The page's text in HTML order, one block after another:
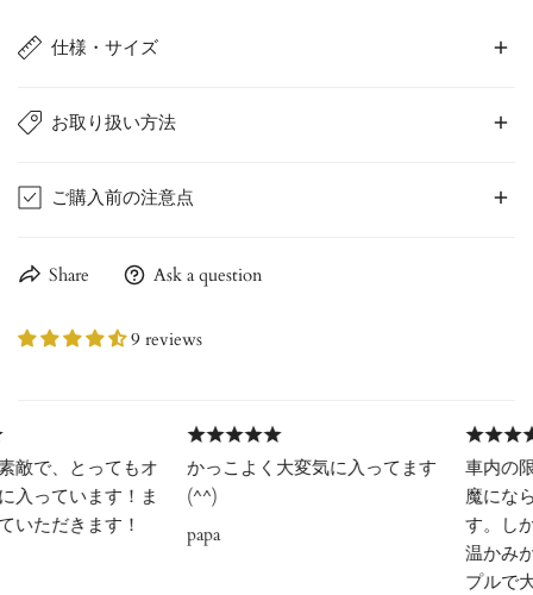
仕様・サイズ
◇商品サイズ
◇香り
◇利用シーン
車内/玄関/トイレ/小部屋/クローゼット
◇使用素材
お取り扱い方法
*Since this is made of natural wood, the color may change over
*When dripping oil, we recommend placing it over a container
*This aroma wood does not come with aroma oil. Please soak it in
your favorite aroma oil.
ご購入前の注意点
【ご注意ください】
エッセンシャルオイルは、長期間横倒しの状態で保管する
◆ 使用目的について
本製品は、カーディフューザーやアロマウッドなどを通じて
Share Ask a question
9 reviews
、とってもオ
ています！ま
だきます！
かっこよく大変気に入ってます
(^^)
車内の限ら
魔にならな
す。しかも
温かみがあ
プルで大人